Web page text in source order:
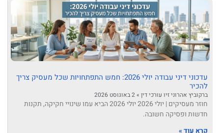
עדכוני דיני עבודה יולי 2026: חמש התפתחויות שכל מעסיק צריך
להכיר
ברקוביץ אהרוני זיו עורכי דין
חוזר מעסיקים | יולי 2026 יולי 2026 הביא עמו שינויי חקיקה, תקנות
חדשות ופסיקה חשובה.
קרא עוד »